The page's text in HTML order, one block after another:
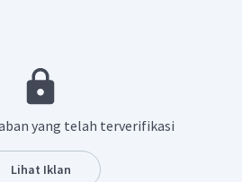
berjalan optimum, maka
enzim dan substrat harus
lambat dan bahkan ada
Semakin banyak enzim,
yang telah terverifikasi
Lihat Iklan